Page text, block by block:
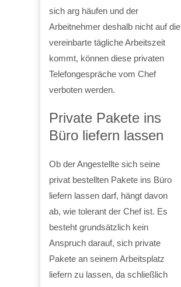
sich arg häufen und der
Arbeitnehmer deshalb nicht auf die
vereinbarte tägliche Arbeitszeit
kommt, können diese privaten
Telefongespräche vom Chef
verboten werden.
Private Pakete ins
Büro liefern lassen
Ob der Angestellte sich seine
privat bestellten Pakete ins Büro
liefern lassen darf, hängt davon
ab, wie tolerant der Chef ist. Es
besteht grundsätzlich kein
Anspruch darauf, sich private
Pakete an seinem Arbeitsplatz
liefern zu lassen, da schließlich